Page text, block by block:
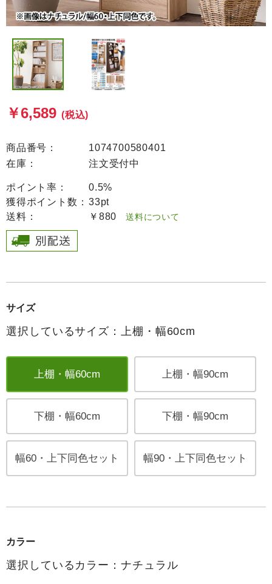
￥6,589 (税込)
商品番号：
1074700580401
在庫：
注文受付中
ポイント率：
0.5%
獲得ポイント数： 33pt
送料：
￥880 送料について
サイズ
選択しているサイズ：上棚・幅60cm
上棚・幅60cm 上棚・幅90cm
下棚・幅60cm 下棚・幅90cm
幅60・上下同色セット 幅90・上下同色セット
カラー
選択しているカラー：ナチュラル